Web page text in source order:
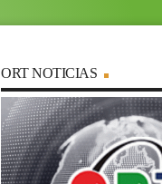
ORT NOTICIAS